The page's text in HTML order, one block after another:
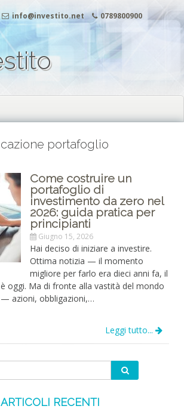
info@investito.net 0789800900
portafoglio
Come costruire un
portafoglio di
investimento da zero nel
2026: guida pratica per
principianti
Giugno 15, 2026
Hai deciso di iniziare a investire.
Ottima notizia — il momento
migliore per farlo era dieci anni fa, il
oggi. Ma di fronte alla vastità del mondo
azioni, obbligazioni,…
Leggi tutto...
ARTICOLI RECENTI